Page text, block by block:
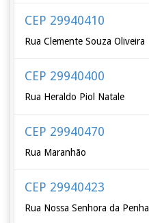
CEP 29940410
Rua Clemente Souza Oliveira
CEP 29940400
Rua Heraldo Piol Natale
CEP 29940470
Rua Maranhão
CEP 29940423
Rua Nossa Senhora da Penha